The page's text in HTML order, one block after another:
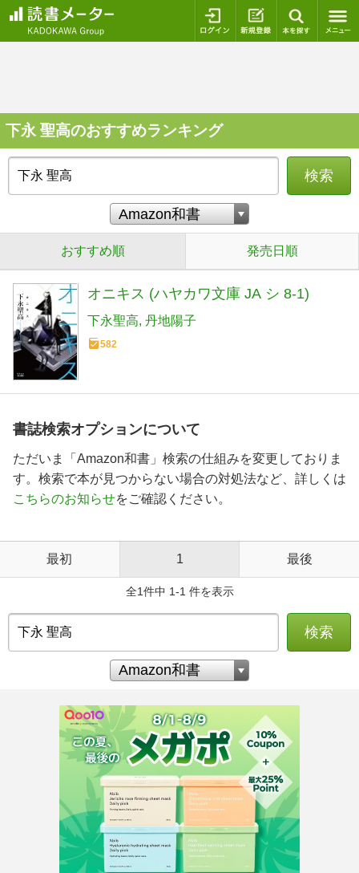
ログイン 新規登録
下永 聖高のおすすめランキング
検索
おすすめ順 発売日順
オニキス (ハヤカワ文庫 JA シ 8-1)
下永聖高 丹地陽子
582
書誌検索オプションについて
ただいま「Amazon和書」検索の仕組みを変更しておりま
す。検索で本が見つからない場合の対処法など、詳しくは
こちらのお知らせをご確認ください。
最初 1 最後
全1件中 1-1 件を表示
検索